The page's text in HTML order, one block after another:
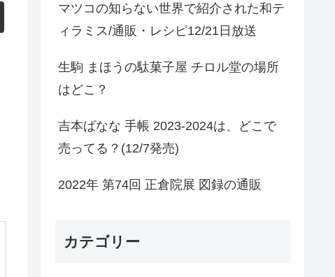
マツコの知らない世界で紹介された和テ
ィラミス/通販・レシピ12/21日放送
生駒 まほうの駄菓子屋 チロル堂の場所
はどこ？
吉本ばなな 手帳 2023-2024は、どこで
売ってる？(12/7発売)
2022年 第74回 正倉院展 図録の通販
カテゴリー